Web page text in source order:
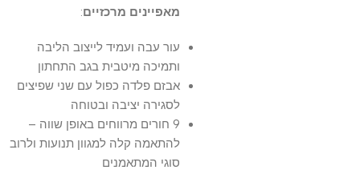
מאפיינים מרכזיים:
עור עבה ועמיד לייצוב הליבה
ותמיכה מיטבית בגב התחתון
אבזם פלדה כפול עם שני שפיצים
לסגירה יציבה ובטוחה
9 חורים מרווחים באופן שווה –
להתאמה קלה למגוון תנועות ולרוב
סוגי המתאמנים